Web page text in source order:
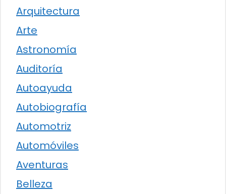
Arquitectura
Arte
Astronomía
Auditoría
Autoayuda
Autobiografía
Automotriz
Automóviles
Aventuras
Belleza